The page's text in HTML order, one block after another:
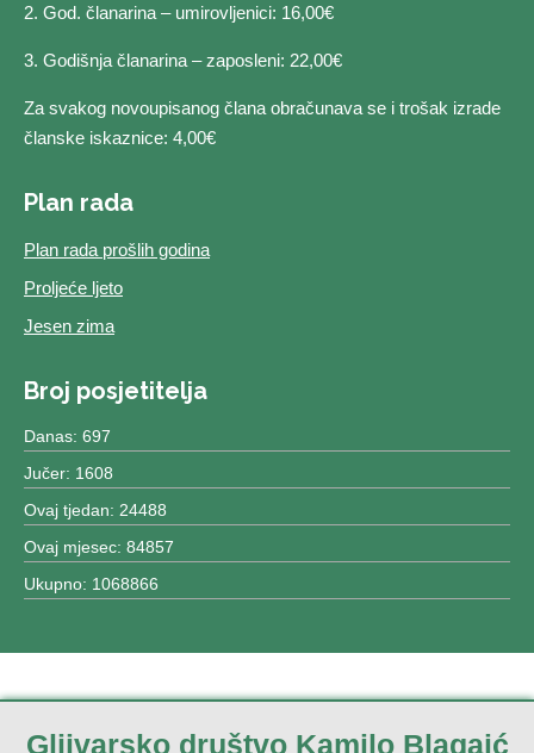
2. God. članarina – umirovljenici: 16,00€
3. Godišnja članarina – zaposleni: 22,00€
Za svakog novoupisanog člana obračunava se i trošak izrade
članske iskaznice: 4,00€
Plan rada
Plan rada prošlih godina
Proljeće ljeto
Jesen zima
Broj posjetitelja
Danas: 697
Jučer: 1608
Ovaj tjedan: 24488
Ovaj mjesec: 84857
Ukupno: 1068866
Gljivarsko društvo Kamilo Blagaić